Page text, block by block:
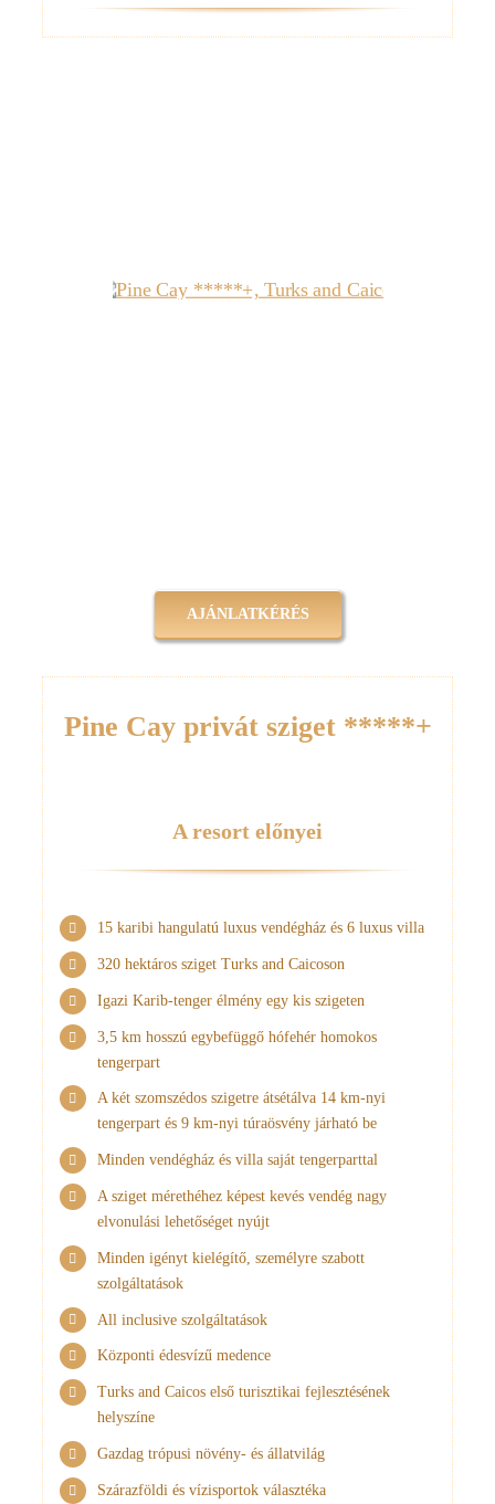
AJÁNLATKÉRÉS
Pine Cay privát sziget *****+
A resort előnyei
15 karibi hangulatú luxus vendégház és 6 luxus villa
320 hektáros sziget Turks and Caicoson
Igazi Karib-tenger élmény egy kis szigeten
3,5 km hosszú egybefüggő hófehér homokos
tengerpart
A két szomszédos szigetre átsétálva 14 km-nyi
tengerpart és 9 km-nyi túraösvény járható be
Minden vendégház és villa saját tengerparttal
A sziget mérethéhez képest kevés vendég nagy
elvonulási lehetőséget nyújt
Minden igényt kielégítő, személyre szabott
szolgáltatások
All inclusive szolgáltatások
Központi édesvízű medence
Turks and Caicos első turisztikai fejlesztésének
helyszíne
Gazdag trópusi növény- és állatvilág
Szárazföldi és vízisportok választéka